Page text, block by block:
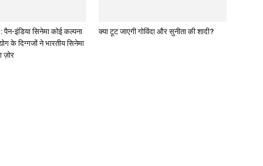
इंडिया सिनेमा कोई कल्पना
के दिग्गजों ने भारतीय सिनेमा
ज़ोर
क्या टूट जाएगी गोविंदा और सुनीता की शादी?